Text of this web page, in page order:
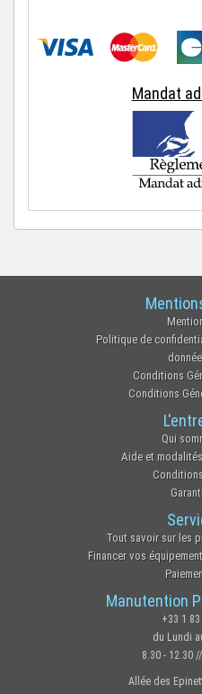
Mandat
Politique de
Conditions
Conditions
Qui
Aide et
Tout savoir sur les
Financer vos
Manutention
+33 1
du Lundi
8.30 - 12.30
Allée des